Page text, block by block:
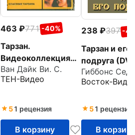
463 771 -40%
Тарзан.
Видеоколлекция
(3DVD)
Ван Дайк Ви. С.
ТЕН-Видео
51 рецензия
В корзину
238 397 -
Тарзан и его
подруга
Гиббонс
Восток-
51 рецензия
В корзину